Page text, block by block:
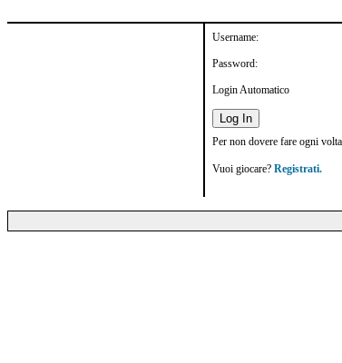
Username:
Password:
Login Automatico
Per non dovere fare ogni
Vuoi giocare? Registrati.